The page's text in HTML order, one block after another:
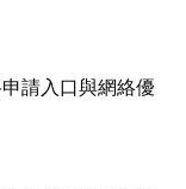
請入口與網絡優